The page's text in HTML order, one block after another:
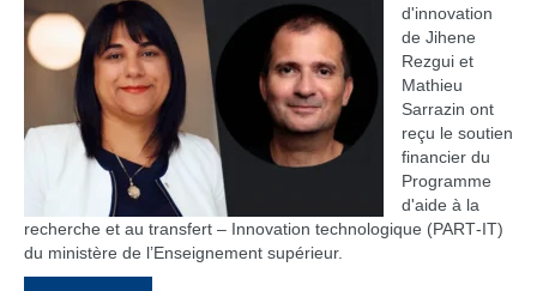
d'innovation
de Jihene
Rezgui et
Mathieu
Sarrazin ont
reçu le soutien
financier du
Programme
d'aide à la
recherche et au transfert – Innovation technologique (PART‑IT)
du ministère de l’Enseignement supérieur.